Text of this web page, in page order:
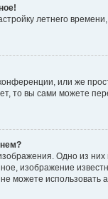
летнего
или же
то вы сами можете
Одно из
изображение
можете